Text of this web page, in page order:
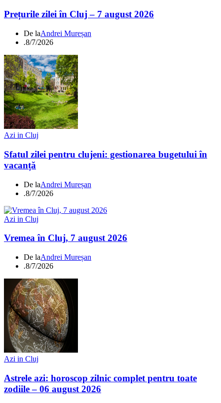
Prețurile zilei în Cluj – 7 august 2026
De laAndrei Mureșan
.8/7/2026
Azi in Cluj
Sfatul zilei pentru clujeni: gestionarea bugetului în
vacanță
De laAndrei Mureșan
.8/7/2026
Azi in Cluj
Vremea în Cluj, 7 august 2026
De laAndrei Mureșan
.8/7/2026
Azi in Cluj
Astrele azi: horoscop zilnic complet pentru toate
zodiile – 06 august 2026